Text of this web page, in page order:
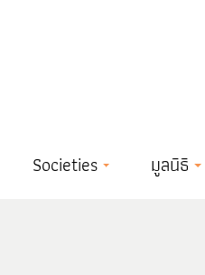
Societies มูลนิธิ